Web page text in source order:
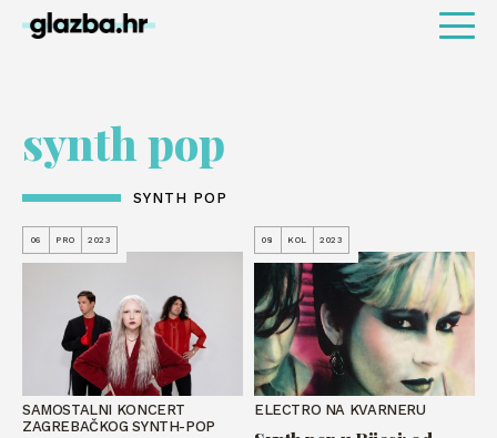
synth pop
SYNTH POP
06 PRO 2023
SAMOSTALNI KONCERT
ZAGREBAČKOG SYNTH-POP
08 KOL 2023
ELECTRO NA KVARNERU